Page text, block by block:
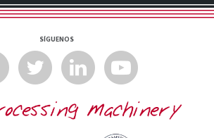
SÍGUENOS